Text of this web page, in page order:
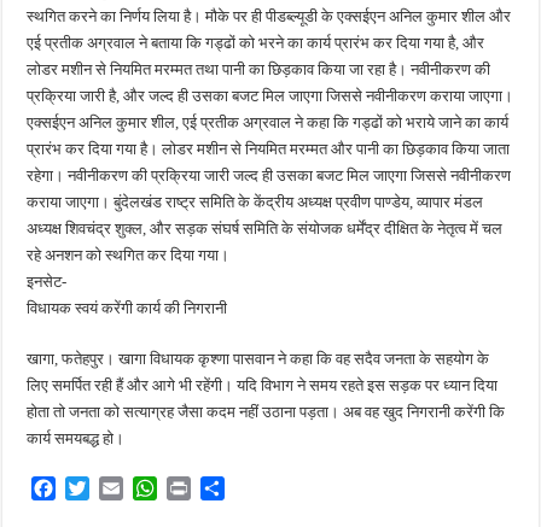
स्थगित करने का निर्णय लिया है। मौके पर ही पीडब्ल्यूडी के एक्सईएन अनिल कुमार शील और
एई प्रतीक अग्रवाल ने बताया कि गड्ढों को भरने का कार्य प्रारंभ कर दिया गया है, और
लोडर मशीन से नियमित मरम्मत तथा पानी का छिड़काव किया जा रहा है। नवीनीकरण की
प्रक्रिया जारी है, और जल्द ही उसका बजट मिल जाएगा जिससे नवीनीकरण कराया जाएगा।
एक्सईएन अनिल कुमार शील, एई प्रतीक अग्रवाल ने कहा कि गड्ढों को भराये जाने का कार्य
प्रारंभ कर दिया गया है। लोडर मशीन से नियमित मरम्मत और पानी का छिड़काव किया जाता
रहेगा। नवीनीकरण की प्रक्रिया जारी जल्द ही उसका बजट मिल जाएगा जिससे नवीनीकरण
कराया जाएगा। बुंदेलखंड राष्ट्र समिति के केंद्रीय अध्यक्ष प्रवीण पाण्डेय, व्यापार मंडल
अध्यक्ष शिवचंद्र शुक्ल, और सड़क संघर्ष समिति के संयोजक धर्मेंद्र दीक्षित के नेतृत्व में चल
रहे अनशन को स्थगित कर दिया गया।
इनसेट-
विधायक स्वयं करेंगी कार्य की निगरानी
खागा, फतेहपुर। खागा विधायक कृश्णा पासवान ने कहा कि वह सदैव जनता के सहयोग के
लिए समर्पित रही हैं और आगे भी रहेंगी। यदि विभाग ने समय रहते इस सड़क पर ध्यान दिया
होता तो जनता को सत्याग्रह जैसा कदम नहीं उठाना पड़ता। अब वह खुद निगरानी करेंगी कि
कार्य समयबद्ध हो।
W